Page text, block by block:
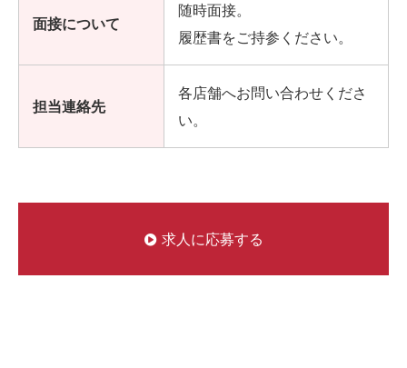
面接について
随時面接。
履歴書をご持参ください。
担当連絡先
各店舗へお問い合わせくださ
い。
求人に応募する